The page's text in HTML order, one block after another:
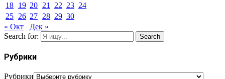
18 19 20 21 22 23 24
25 26 27 28 29 30
« Окт
Дек »
Search for:
Search
Рубрики
Рубрики